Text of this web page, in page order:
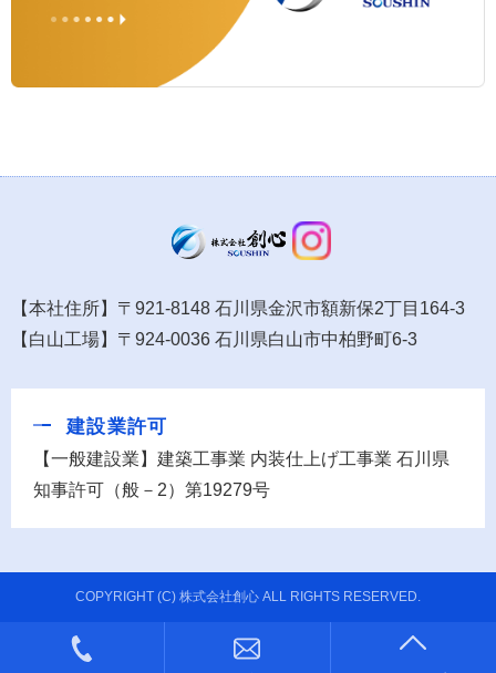
【本社住所】〒921-8148 石川県金沢市額新保2丁目164-3
【白山工場】〒924-0036 石川県白山市中柏野町6-3
建設業許可
【一般建設業】建築工事業 内装仕上げ工事業 石川県
知事許可（般－2）第19279号
COPYRIGHT (C) 株式会社創心 ALL RIGHTS RESERVED.